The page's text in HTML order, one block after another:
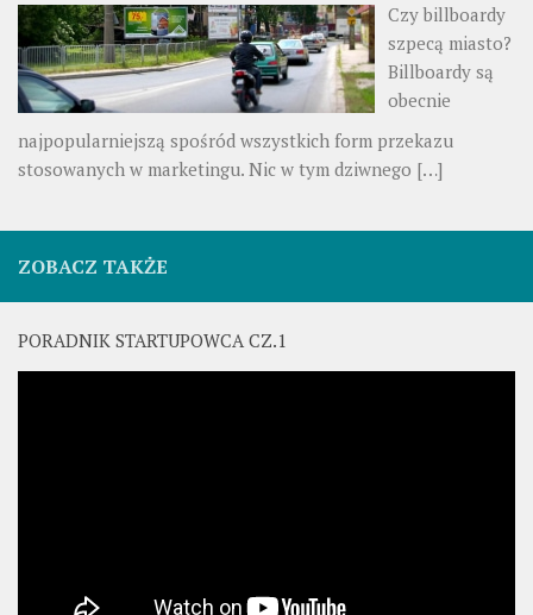
Czy billboardy
szpecą miasto?
Billboardy są
obecnie
najpopularniejszą spośród wszystkich form przekazu
stosowanych w marketingu. Nic w tym dziwnego […]
ZOBACZ TAKŻE
PORADNIK STARTUPOWCA CZ.1